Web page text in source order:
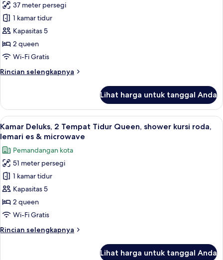
lemari
es
&
microwave,
kota
Kamar
Klasik,
2
Tempat
Tidur
lemari
microwave,
pemandangan
kota
37 meter persegi
1 kamar tidur
Kapasitas 5
2 queen
Wi-Fi Gratis
Rincian selengkapnya
Rincian
Kamar
Klasik,
2
Tempat
Queen,
lemari
es
&
microwave,
kota
Lihat harga untuk tanggal Anda
Lihat
semua
foto
untuk
Kamar
Deluks,
2
Tempat
Tidur
shower
Seprai antialergi, selimut bulu
5
Kamar Deluks, 2 Tempat Tidur Queen, shower kursi roda,
lemari es & microwave
Pemandangan kota
51 meter persegi
1 kamar tidur
Kapasitas 5
2 queen
Wi-Fi Gratis
Rincian selengkapnya
Rincian
Lihat harga untuk tanggal Anda